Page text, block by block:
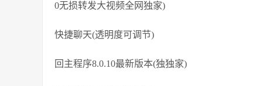
0无损转发大视频全网独家)
快捷聊天(透明度可调节)
回主程序8.0.10最新版本(独独家)